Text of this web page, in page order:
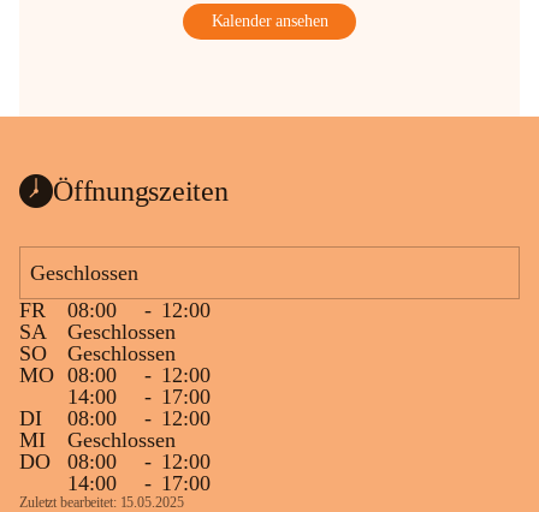
Kalender ansehen
Öffnungszeiten
Geschlossen
FR
08:00 - 12:00
SA
Geschlossen
SO
Geschlossen
MO 08:00 - 12:00
14:00
- 17:00
DI
08:00 - 12:00
MI
Geschlossen
DO
08:00 - 12:00
14:00
- 17:00
Zuletzt bearbeitet: 15.05.2025